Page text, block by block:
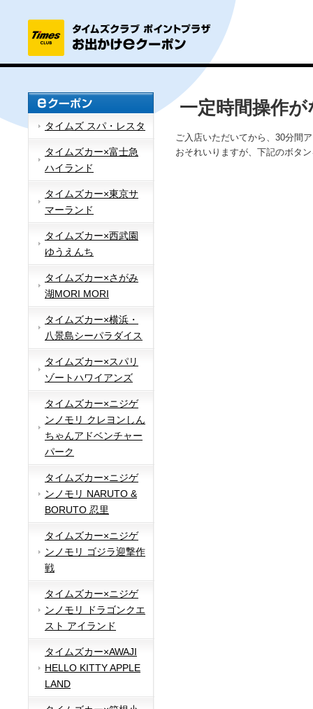
タイムズ スパ・レスタ
タイムズカー×富士急
ハイランド
タイムズカー×東京サ
マーランド
タイムズカー×西武園
ゆうえんち
タイムズカー×さがみ
湖MORI MORI
タイムズカー×横浜・
八景島シーパラダイス
タイムズカー×スパリ
ゾートハワイアンズ
タイムズカー×ニジゲ
ンノモリ クレヨンしん
ちゃんアドベンチャー
パーク
タイムズカー×ニジゲ
ンノモリ NARUTO &
BORUTO 忍里
タイムズカー×ニジゲ
ンノモリ ゴジラ迎撃作
戦
タイムズカー×ニジゲ
ンノモリ ドラゴンクエ
スト アイランド
タイムズカー×AWAJI
HELLO KITTY APPLE
LAND
一定時間操作
ご入店いただいてから、30分間
おそれいりますが、下記のボタ